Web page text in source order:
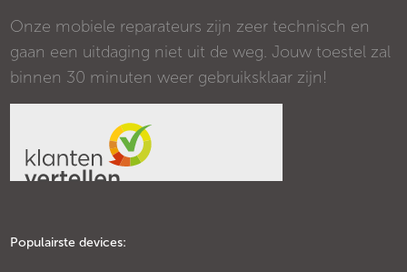
Onze mobiele reparateurs zijn zeer technisch en
gaan een uitdaging niet uit de weg. Jouw toestel zal
binnen 30 minuten weer gebruiksklaar zijn!
Populairste devices: